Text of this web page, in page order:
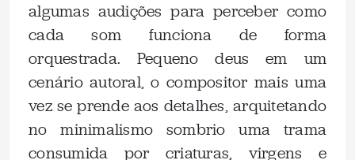
algumas audições para perceber como
cada som funciona de forma
orquestrada. Pequeno deus em um
cenário autoral, o compositor mais uma
vez se prende aos detalhes, arquitetando
no minimalismo sombrio uma trama
consumida por criaturas, virgens e